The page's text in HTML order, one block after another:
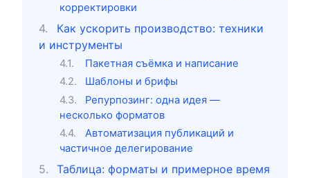
корректировки
Как ускорить производство: техники
и инструменты
Пакетная съёмка и написание
Шаблоны и брифы
Репурпозинг: одна идея —
несколько форматов
Автоматизация публикаций и
частичное делегирование
Таблица: форматы и примерное время